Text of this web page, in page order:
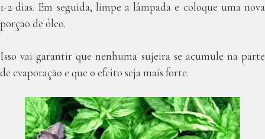
1-2 dias. Em seguida, limpe a lâmpada e coloque uma nova
porção de óleo.
Isso vai garantir que nenhuma sujeira se acumule na parte
de evaporação e que o efeito seja mais forte.